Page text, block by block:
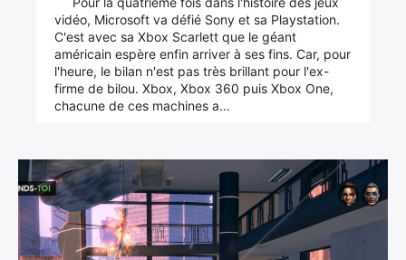
vidéo, Microsoft va défié Sony et sa Playstation.
C'est avec sa Xbox Scarlett que le géant
américain espère enfin arriver à ses fins. Car, pour
l'heure, le bilan n'est pas très brillant pour l'ex-
firme de bilou. Xbox, Xbox 360 puis Xbox One,
chacune de ces machines a…